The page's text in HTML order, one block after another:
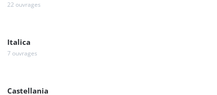
22 ouvrages
Italica
7 ouvrages
Castellania